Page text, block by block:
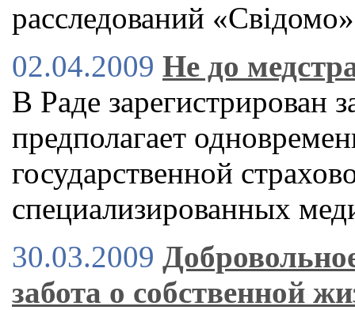
расследований
02.04.2009 Не до
В Раде зарегистрирован
предполагает
государственной
специализированных
30.03.2009
забота о собственной